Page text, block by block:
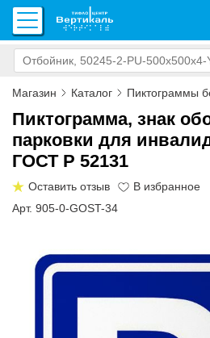
Магазин Каталог Пиктограммы
Пиктограмма, знак
парковки для
ГОСТ Р 52131
Оставить отзыв
Арт. 905-0-GOST-34